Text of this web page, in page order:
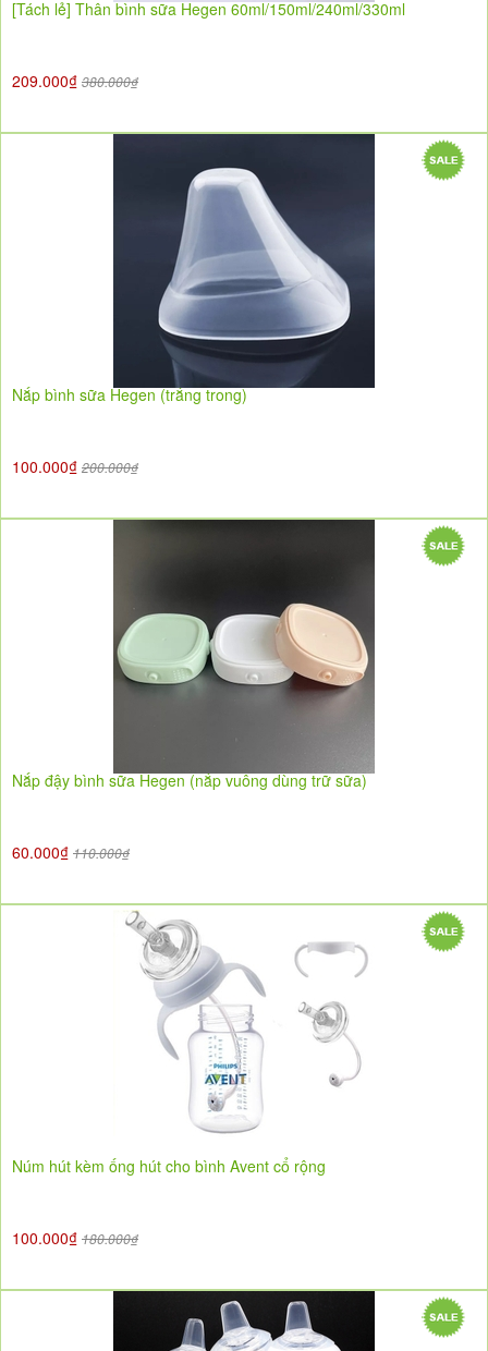
[Tách lẻ] Thân bình sữa Hegen 60ml/150ml/240ml/330ml
209.000₫ 380.000₫
Nắp bình sữa Hegen (trắng trong)
100.000₫ 200.000₫
Nắp đậy bình sữa Hegen (nắp vuông dùng trữ sữa)
60.000₫ 110.000₫
Núm hút kèm ống hút cho bình Avent cổ rộng
100.000₫ 180.000₫